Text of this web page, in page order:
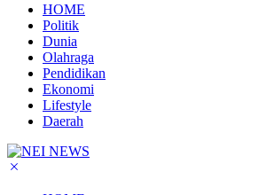
HOME
Politik
Dunia
Olahraga
Pendidikan
Ekonomi
Lifestyle
Daerah